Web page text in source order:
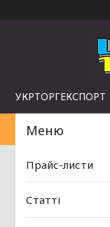
УКРТОРГЕКСПОРТ
Прайс-листи
Статті